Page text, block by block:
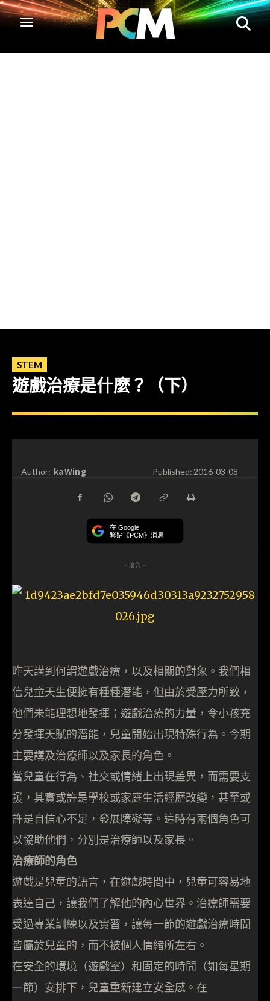
STEM
遊戲治療是什麼？（下）
Author: kaWing Published:2016-03-08
在 Google
緊貼《PCM》消息
- 廣告 -
昨天講到何謂遊戲治療，以及相關的對象。我們相
信兒童天生便擁有種種潛能，但由於受壓力所致，
他們未能理想地發揮；遊戲治療的力量，令小孩充
分發揮天賦的潛能，兒童開始出現特殊行為。今期
主要講及治療師以及家長的角色。
當兒童在行為、社交或情緒上出現差異，而需要支
援，其實或許是學校或家庭生活經歷改變，甚至或
許是自信心不足，發展障礙等。這時有兩個角色可
以協助他們，分別是治療師以及家長。
治療師的角色
遊戲是兒童的語言，在遊戲時間中，兒童可容易地
表達自己，讓我們了解他的內心世界。治療師需要
受過專業訓練以及實習，讓每一節的遊戲治療時間
皆屬於兒童的，而不被個人情緒所左右。
在安全的環境（遊戲室）和固定的時間（如每星期
一節）安排下，兒童重新建立安全感。在